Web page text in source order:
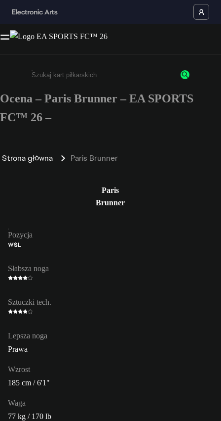
Wpisz co najmniej 3 znaki lub cyfry.
Ocena – Paris Brunner – EA SPORTS
FC™ 26 –
Strona główna Paris Brunner
Paris
Brunner
Pozycja
WŚL
Słabsza noga
Sztuczki tech.
Lepsza noga
Prawa
Wzrost
185 cm / 6'1"
Waga
77 kg / 170 lb